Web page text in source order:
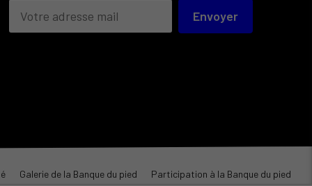
Envoyer
Galerie de la Banque du pied Participation à la Banque du pied